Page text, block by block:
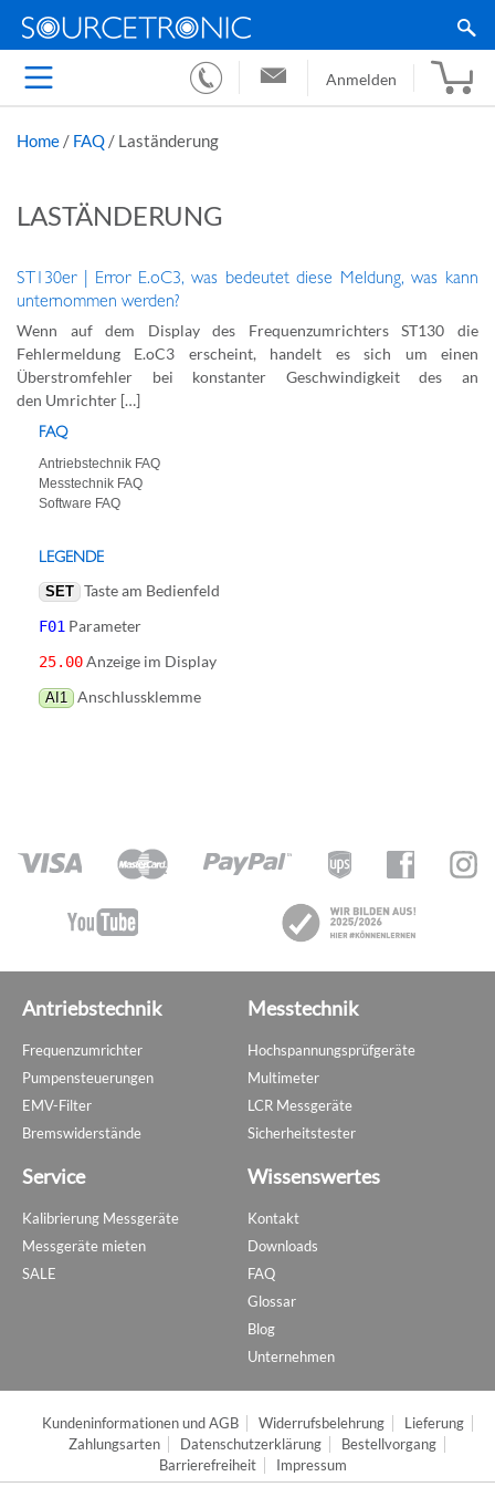
Anmelden
Home / FAQ / Laständerung
LASTÄNDERUNG
ST130er | Error E.oC3, was bedeutet diese Meldung, was kann
unternommen werden?
Wenn auf dem Display des Frequenzumrichters ST130 die
Fehlermeldung E.oC3 erscheint, handelt es sich um einen
Überstromfehler bei konstanter Geschwindigkeit des an
den Umrichter […]
FAQ
Antriebstechnik FAQ
Messtechnik FAQ
Software FAQ
LEGENDE
SET Taste am Bedienfeld
F01 Parameter
25.00Anzeige im Display
AI1 Anschlussklemme
Antriebstechnik
Frequenzumrichter
Pumpensteuerungen
EMV-Filter
Bremswiderstände
Messtechnik
Hochspannungsprüfgeräte
Multimeter
LCR Messgeräte
Sicherheitstester
Service
Kalibrierung Messgeräte
Messgeräte mieten
SALE
Wissenswertes
Kontakt
Downloads
FAQ
Glossar
Blog
Unternehmen
Kundeninformationen und AGB Widerrufsbelehrung
Lieferung
Zahlungsarten
Datenschutzerklärung
Bestellvorgang
Barrierefreiheit
Impressum